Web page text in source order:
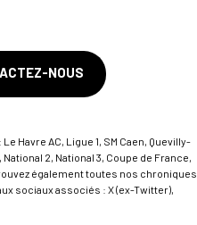
NOUS
Havre AC, Ligue 1, SM Caen, Quevilly-
2, National 3, Coupe de France,
également toutes nos chroniques
sociaux associés : X (ex-Twitter),